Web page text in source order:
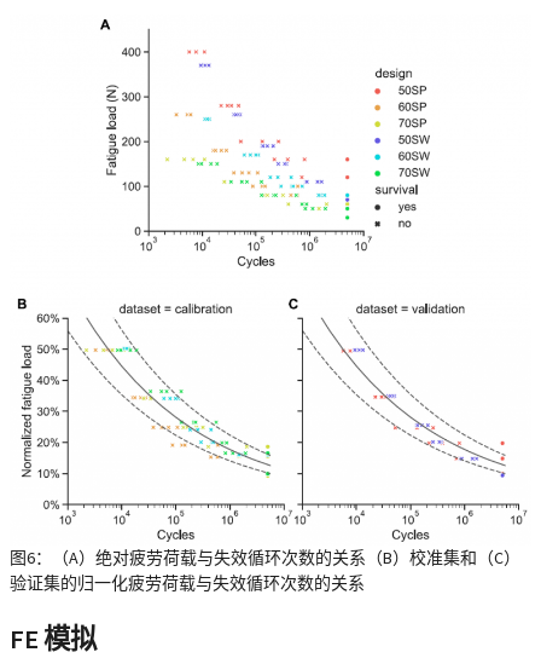
图6：（A）绝对疲劳荷载与失效循环次数的关系（B）校准集和（C）
验证集的归一化疲劳荷载与失效循环次数的关系
FE 模拟